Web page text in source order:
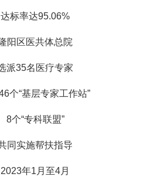
率达95.06%
区医共体总院
35名医疗专家
“基层专家工作站”
“专科联盟”
实施帮扶指导
年1月至4月